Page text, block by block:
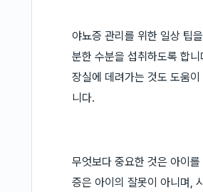
야뇨증 관리를 위한 일상 팁
분한 수분을 섭취하도록 합
장실에 데려가는 것도 도움
니다.
무엇보다 중요한 것은 아이
증은 아이의 잘못이 아니며,